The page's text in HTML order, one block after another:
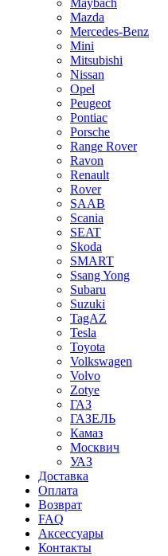
Maybach
Mazda
Mercedes-Benz
Mini
Mitsubishi
Nissan
Opel
Peugeot
Pontiac
Porsche
Range Rover
Ravon
Renault
Rover
SAAB
Scania
SEAT
Skoda
SMART
Ssang Yong
Subaru
Suzuki
TagAZ
Tesla
Toyota
Volkswagen
Volvo
Zotye
ГАЗ
ГАЗЕЛЬ
Камаз
Москвич
УАЗ
Доставка
Оплата
Возврат
FAQ
Аксессуары
Контакты